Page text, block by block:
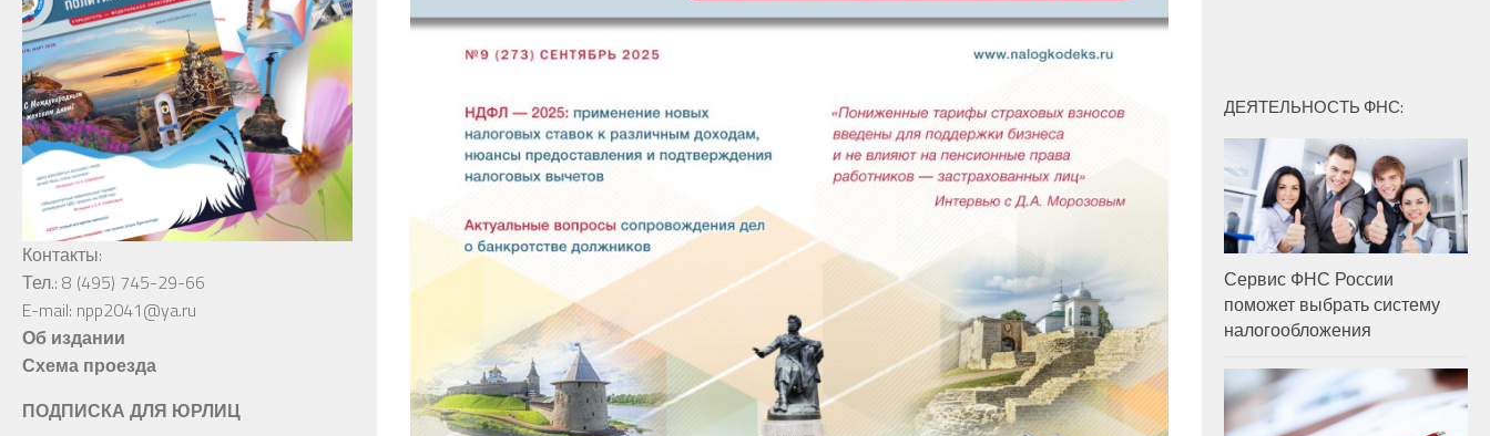
Контакты:
Тел.: 8 (495) 745-29-66
E-mail: npp2041@ya.ru
Об издании
Схема проезда
ПОДПИСКА ДЛЯ ЮРЛИЦ
ДЕЯТЕЛЬНОСТЬ ФНС:
Сервис ФНС России
поможет выбрать систему
налогообложения